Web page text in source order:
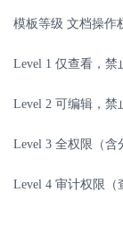
模板等级 文档操作
Level 1 仅查看，禁
Level 2 可编辑，禁
Level 3 全权限（含
Level 4 审计权限（